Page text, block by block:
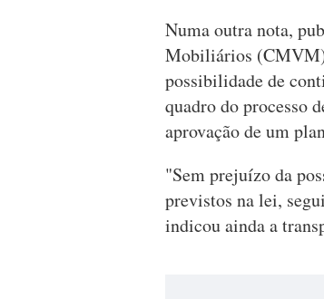
Numa outra nota,
Mobiliários
possibilidade de
quadro do processo
aprovação de um
"Sem prejuízo da
previstos na lei,
indicou ainda a